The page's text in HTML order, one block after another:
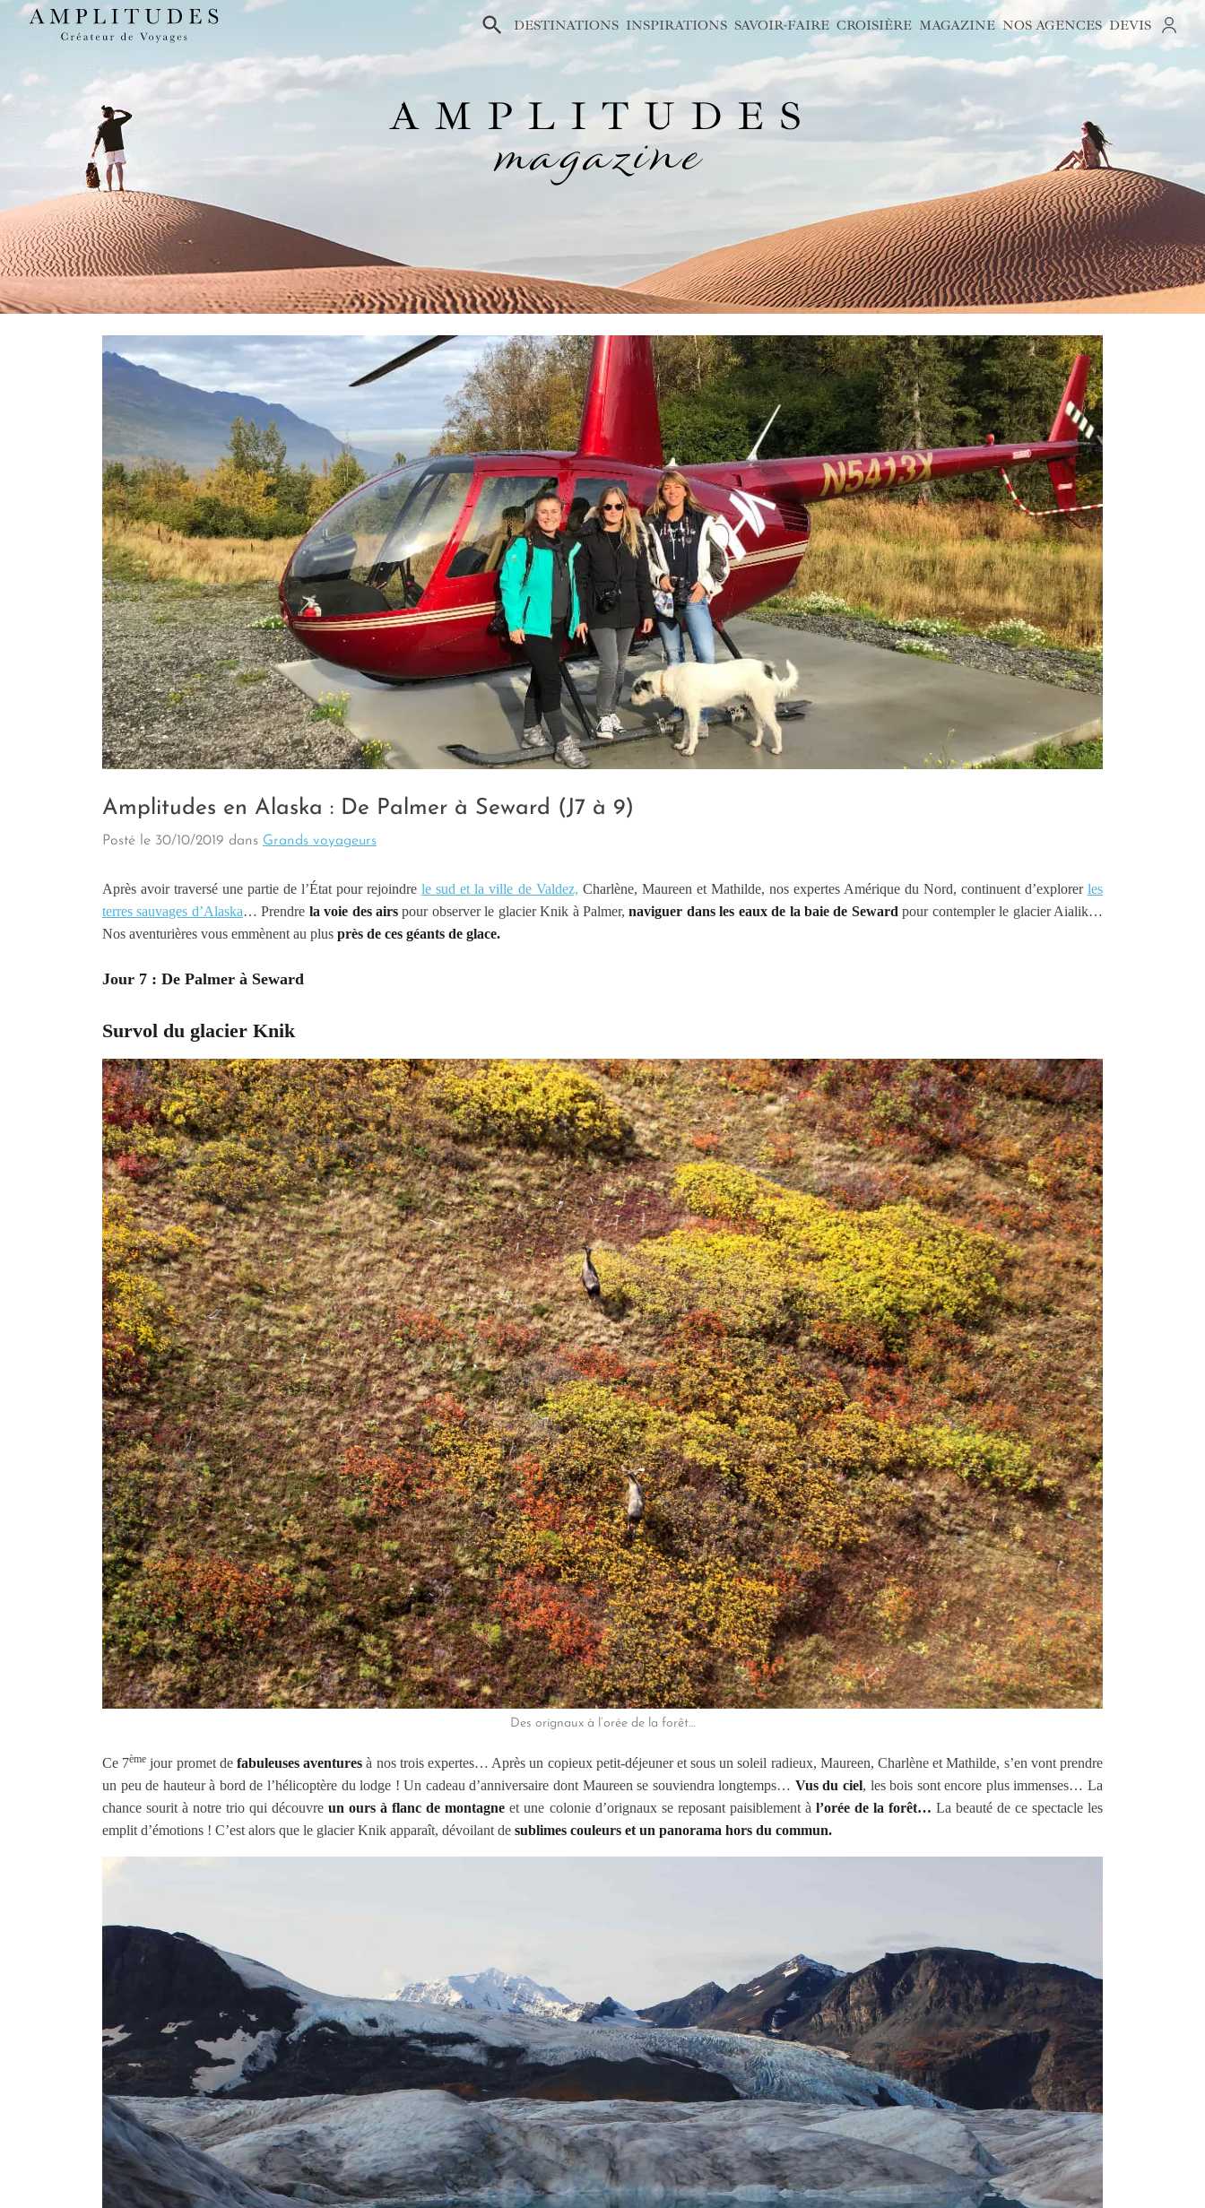
× DESTINATIONS INSPIRATIONS SAVOIR-FAIRE CROISIÈRE MAGAZINE NOS AGENCES DEVIS
AMPLITUDES
magazine
Amplitudes en Alaska : De Palmer à Seward (J7 à 9)
Posté le 30/10/2019 dans Grands voyageurs
Après avoir traversé une partie de l’État pour rejoindrele sud et la ville de Valdez, Charlène, Maureen et Mathilde, nos expertes Amérique du Nord, continuent d’explorerles
terres sauvages d’Alaska… Prendre la voie des airs pour observer le glacier Knik à Palmer,naviguer dans les eaux de la baie de Seward pour contempler le glacier Aialik…
Nos aventurières vous emmènent au plus près de ces géants de glace.
Jour 7 : De Palmer à Seward
Survol du glacier Knik
Des orignaux à l’orée de la forêt…
Ce 7ème jour promet de fabuleuses aventures à nos trois expertes… Après un copieux petit-déjeuner et sous un soleil radieux, Maureen, Charlène et Mathilde, s’en vont prendre
un peu de hauteur à bord de l’hélicoptère du lodge ! Un cadeau d’anniversaire dont Maureen se souviendra longtemps… Vus du ciel, les bois sont encore plus immenses… La
chance sourit à notre trio qui découvre un ours à flanc de montagne et une colonie d’orignaux se reposant paisiblement à l’orée de la forêt… La beauté de ce spectacle les
emplit d’émotions ! C’est alors que le glacier Knik apparaît, dévoilant de sublimes couleurs et un panorama hors du commun.